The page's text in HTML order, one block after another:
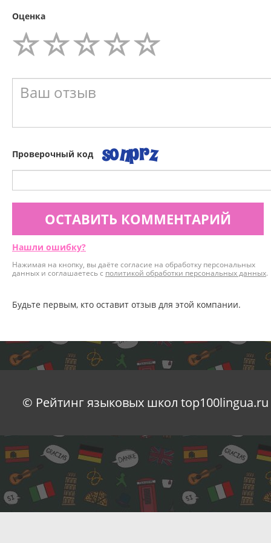
Оценка
Проверочный код
ОСТАВИТЬ КОММЕНТАРИЙ
Нашли ошибку?
Нажимая на кнопку, вы даёте согласие на обработку персональных
данных и соглашаетесь с политикой обработки персональных данных.
Будьте первым, кто оставит отзыв для этой компании.
© Рейтинг языковых школ top100lingua.ru